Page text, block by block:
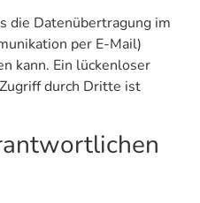
die Datenübertragung im
per E-Mail)
kann. Ein lückenloser
durch Dritte ist